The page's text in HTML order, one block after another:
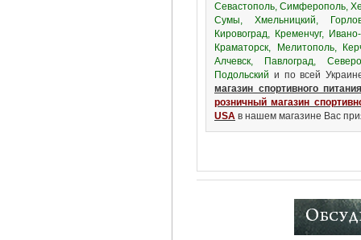
Севастополь, Симферополь,
Сумы, Хмельницкий,
Кировоград, Кременчуг,
Краматорск, Мелитополь,
Алчевск, Павлоград,
Подольский и по всей
магазин спортивного
розничный магазин
USA в нашем магазине Вас